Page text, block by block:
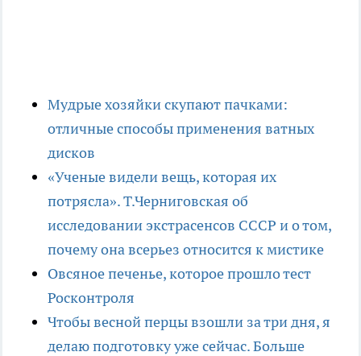
Мудрые хозяйки скупают пачками:
отличные способы применения ватных
дисков
«Ученые видели вещь, которая их
потрясла». Т.Черниговская об
исследовании экстрасенсов СССР и о том,
почему она всерьез относится к мистике
Овсяное печенье, которое прошло тест
Росконтроля
Чтобы весной перцы взошли за три дня, я
делаю подготовку уже сейчас. Больше